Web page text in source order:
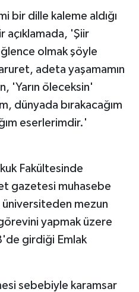
bir dille kaleme aldığı
açıklamada, 'Şiir
olmak şöyle
adeta yaşamamın
'Yarın öleceksin'
dünyada bırakacağım
eserlerimdir.'
Fakültesinde
gazetesi muhasebe
üniversiteden mezun
yapmak üzere
girdiği Emlak
sebebiyle karamsar